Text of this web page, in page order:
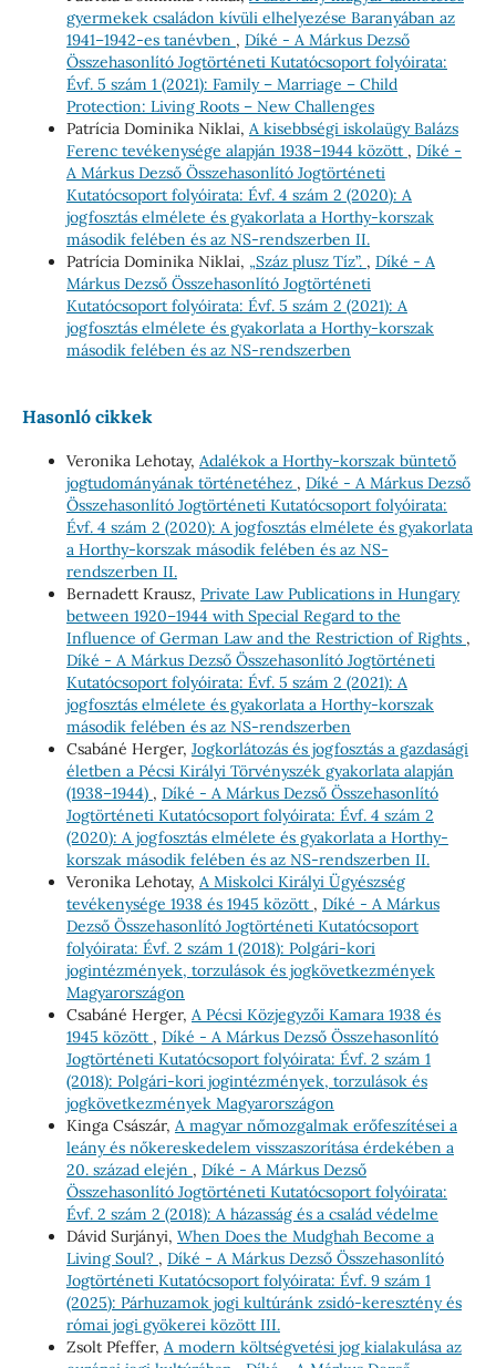
gyermekek családon kívüli elhelyezése Baranyában az
1941–1942-es tanévben , Díké - A Márkus Dezső
Összehasonlító Jogtörténeti Kutatócsoport folyóirata:
Évf. 5 szám 1 (2021): Family – Marriage – Child
Protection: Living Roots – New Challenges
Patrícia Dominika Niklai, A kisebbségi iskolaügy Balázs
Ferenc tevékenysége alapján 1938–1944 között , Díké -
A Márkus Dezső Összehasonlító Jogtörténeti
Kutatócsoport folyóirata: Évf. 4 szám 2 (2020): A
jogfosztás elmélete és gyakorlata a Horthy-korszak
második felében és az NS-rendszerben II.
Patrícia Dominika Niklai, „Száz plusz Tíz”. , Díké - A
Márkus Dezső Összehasonlító Jogtörténeti
Kutatócsoport folyóirata: Évf. 5 szám 2 (2021): A
jogfosztás elmélete és gyakorlata a Horthy-korszak
második felében és az NS-rendszerben
Hasonló cikkek
Veronika Lehotay, Adalékok a Horthy-korszak büntető
jogtudományának történetéhez , Díké - A Márkus Dezső
Összehasonlító Jogtörténeti Kutatócsoport folyóirata:
Évf. 4 szám 2 (2020): A jogfosztás elmélete és gyakorlata
a Horthy-korszak második felében és az NS-
rendszerben II.
Bernadett Krausz, Private Law Publications in Hungary
between 1920–1944 with Special Regard to the
Influence of German Law and the Restriction of Rights ,
Díké - A Márkus Dezső Összehasonlító Jogtörténeti
Kutatócsoport folyóirata: Évf. 5 szám 2 (2021): A
jogfosztás elmélete és gyakorlata a Horthy-korszak
második felében és az NS-rendszerben
Csabáné Herger, Jogkorlátozás és jogfosztás a gazdasági
életben a Pécsi Királyi Törvényszék gyakorlata alapján
(1938–1944) , Díké - A Márkus Dezső Összehasonlító
Jogtörténeti Kutatócsoport folyóirata: Évf. 4 szám 2
(2020): A jogfosztás elmélete és gyakorlata a Horthy-
korszak második felében és az NS-rendszerben II.
Veronika Lehotay, A Miskolci Királyi Ügyészség
tevékenysége 1938 és 1945 között , Díké - A Márkus
Dezső Összehasonlító Jogtörténeti Kutatócsoport
folyóirata: Évf. 2 szám 1 (2018): Polgári-kori
jogintézmények, torzulások és jogkövetkezmények
Magyarországon
Csabáné Herger, A Pécsi Közjegyzői Kamara 1938 és
1945 között , Díké - A Márkus Dezső Összehasonlító
Jogtörténeti Kutatócsoport folyóirata: Évf. 2 szám 1
(2018): Polgári-kori jogintézmények, torzulások és
jogkövetkezmények Magyarországon
Kinga Császár, A magyar nőmozgalmak erőfeszítései a
leány és nőkereskedelem visszaszorítása érdekében a
20. század elején , Díké - A Márkus Dezső
Összehasonlító Jogtörténeti Kutatócsoport folyóirata:
Évf. 2 szám 2 (2018): A házasság és a család védelme
Dávid Surjányi, When Does the Muḍghah Become a
Living Soul? , Díké - A Márkus Dezső Összehasonlító
Jogtörténeti Kutatócsoport folyóirata: Évf. 9 szám 1
(2025): Párhuzamok jogi kultúránk zsidó-keresztény és
római jogi gyökerei között III.
Zsolt Pfeffer, A modern költségvetési jog kialakulása az